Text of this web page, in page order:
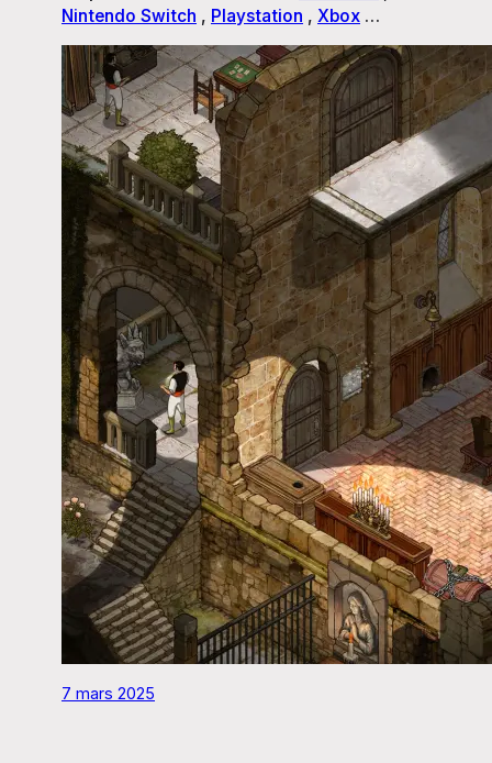
Nintendo Switch , Playstation , Xbox …
7 mars 2025